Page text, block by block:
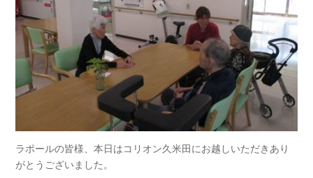
ラポールの皆様、本日はコリオン久米田にお越しいただきあり
がとうございました。